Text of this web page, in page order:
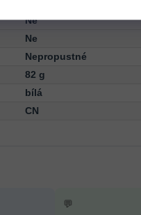
ø65×205 mm
Ne
Ne
Nepropustné
82 g
bílá
CN
💬